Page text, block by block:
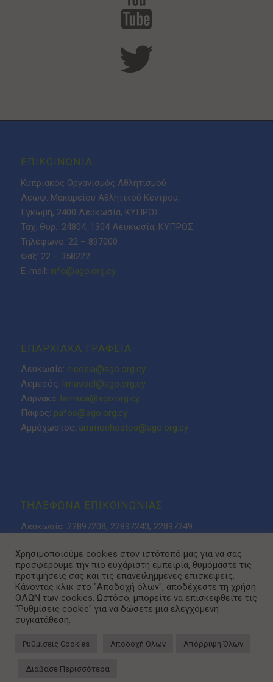
ΕΠΙΚΟΙΝΩΝΙΑ
Κυπριακός Οργανισμός Αθλητισμού
Λεωφ. Μακαρείου Αθλητικού Κέντρου,
Έγκωμη, 2400 Λευκωσία, ΚΥΠΡΟΣ
Ταχ. Θυρ.: 24804, 1304 Λευκωσία, ΚΥΠΡΟΣ
Τηλέφωνο: 22 – 897000
Φαξ: 22 – 358222
E-mail: info@ago.org.cy
ΕΠΑΡΧΙΑΚΑ ΓΡΑΦΕΙΑ
Λευκωσία: nicosia@ago.org.cy
Λεμεσός: limassol@ago.org.cy
Λάρνακα: larnaca@ago.org.cy
Πάφος: pafos@ago.org.cy
Αμμόχωστος: ammochostos@ago.org.cy
ΤΗΛΕΦΩΝΑ ΕΠΙΚΟΙΝΩΝΙΑΣ
Λευκωσία: 22897208, 22897243, 22897249
Λεμεσός: 25318808, 25315085
Πάφος 26936937
Αμμόχωστος: 23740653
Πολιτική Προστασίας Απορρήτου
Χρησιμοποιούμε cookies στον ιστότοπό μας για να σας
προσφέρουμε την πιο ευχάριστη εμπειρία, θυμόμαστε τις
προτιμήσεις σας και τις επανειλημμένες επισκέψεις.
Κάνοντας κλικ στο "Αποδοχή όλων", αποδέχεστε τη χρήση
ΟΛΩΝ των cookies. Ωστόσο, μπορείτε να επισκεφθείτε τις
"Ρυθμίσεις cookie" για να δώσετε μια ελεγχόμενη
συγκατάθεση.
Ρυθμίσεις Cookies Αποδοχή Όλων Απόρριψη Όλων
Διάβασε Περισσότερα